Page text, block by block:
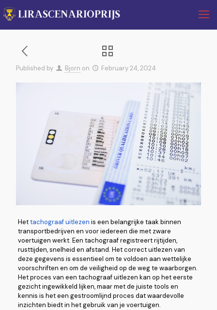
Published by Bjorn on February 24, 2024
Hettachograaf uitlezen is een belangrijke taak binnen
transportbedrijven en voor iedereen die met zware
voertuigen werkt. Een tachograaf registreert rijtijden,
rusttijden, snelheid en afstand. Het correct uitlezen van
deze gegevens is essentieel om te voldoen aan wettelijke
voorschriften en om de veiligheid op de weg te waarborgen.
Het proces van een tachograaf uitlezen kan op het eerste
gezicht ingewikkeld lijken, maar met de juiste tools en
kennis is het een gestroomlijnd proces dat waardevolle
inzichten biedt in het gebruik van je voertuigen.